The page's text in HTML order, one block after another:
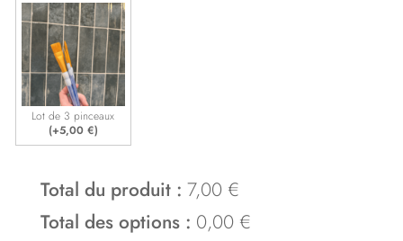
Lot de 3 pinceaux
(+5,00 €)
Total du produit : 7,00 €
Total des options : 0,00 €